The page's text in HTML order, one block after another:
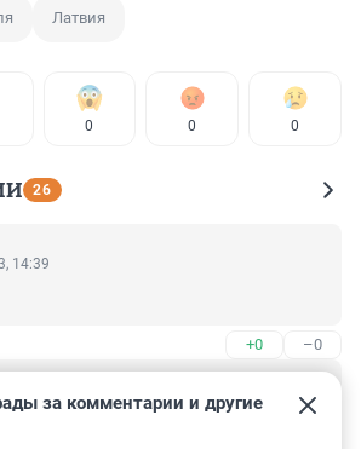
Латвия
0 0 0
26
14:39
+0 –0
14:29
что могут забрать, не
за комментарии и другие